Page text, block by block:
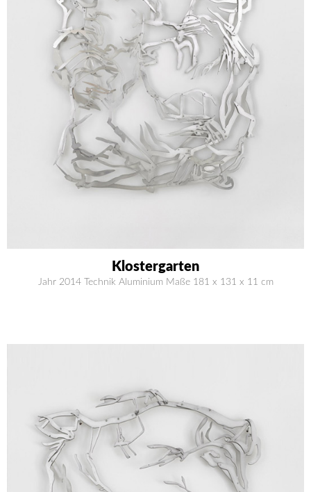
Klostergarten
Jahr 2014 Technik Aluminium Maße 181 x 131 x 11 cm